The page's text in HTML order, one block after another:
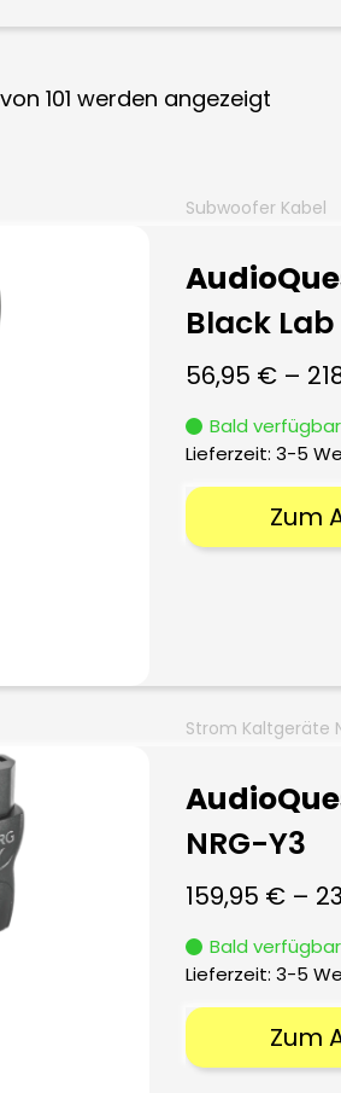
101 werden angezeigt
Subwoofer Kabel
Black Lab
56,95 € –
Bald verfügbar
Lieferzeit: 3-5
Zum
Strom Kaltgeräte
NRG-Y3
159,95 € –
Bald verfügbar
Lieferzeit: 3-5
Zum